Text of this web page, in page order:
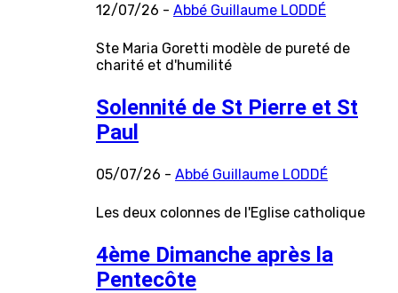
12/07/26 - Abbé Guillaume LODDÉ
Ste Maria Goretti modèle de pureté de
charité et d'humilité
Solennité de St Pierre et St
Paul
05/07/26 - Abbé Guillaume LODDÉ
Les deux colonnes de l'Eglise catholique
4ème Dimanche après la
Pentecôte